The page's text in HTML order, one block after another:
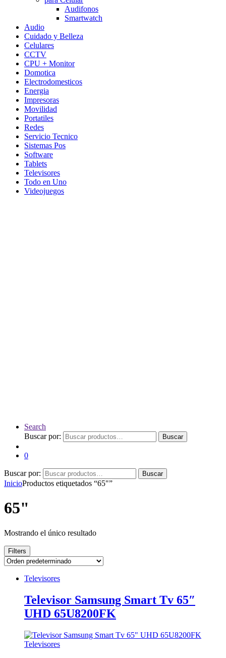
Audifonos
Smartwatch
Audio
Cuidado y Belleza
Celulares
CCTV
CPU + Monitor
Domotica
Electrodomesticos
Energia
Impresoras
Movilidad
Portatiles
Redes
Servicio Tecnico
Sistemas Pos
Software
Tablets
Televisores
Todo en Uno
Videojuegos
Search
Buscar por:
Buscar
0
Buscar por: Buscar
InicioProductos etiquetados “65"”
65"
Mostrando el único resultado
Filters
Televisores
Televisor Samsung Smart Tv 65″
UHD 65U8200FK
Televisores